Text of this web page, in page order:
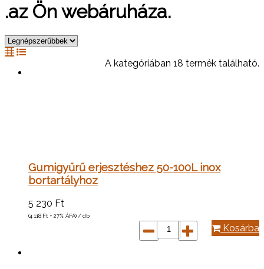
.az Ön webáruháza.
A kategóriában 18 termék található.
Gumigyűrű erjesztéshez 50-100L inox
bortartályhoz
5 230 Ft
(4 118 Ft + 27% ÁFA) / db
Kosárba